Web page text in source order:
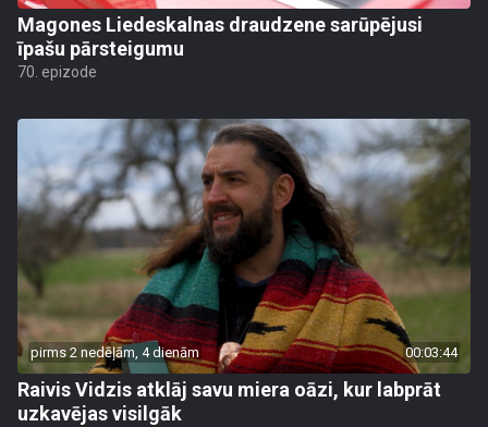
Magones Liedeskalnas draudzene sarūpējusi
īpašu pārsteigumu
70. epizode
pirms 2 nedēļām, 4 dienām 00:03:44
Raivis Vidzis atklāj savu miera oāzi, kur labprāt
uzkavējas visilgāk